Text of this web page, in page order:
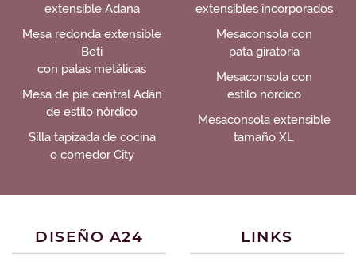
extensible Adana
Mesa redonda extensible
Beti
con patas metálicas
Mesa de pie central Adán
de estilo nórdico
Silla tapizada de cocina
o comedor City
extensibles incorporados
Mesaconsola con
pata giratoria
Mesaconsola con
estilo nórdico
Mesaconsola extensible
tamaño XL
DISEÑO A24 LINKS